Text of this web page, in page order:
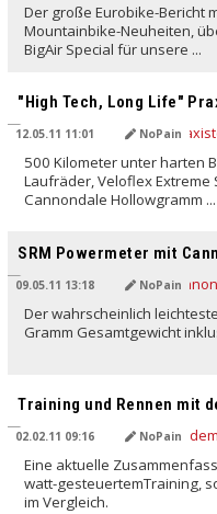
Der große Eurobike-Bericht
Mountainbike-Neuheiten,
BigAir Special für unsere ...
"High Tech, Long Life"
12.05.11 11:01 NoPain
500 Kilometer unter harten
Laufräder, Veloflex Extreme
Cannondale Hollowgramm ...
SRM Powermeter mit
09.05.11 13:18 NoPain
Der wahrscheinlich
Gramm Gesamtgewicht
Training und Rennen mit
02.02.11 09:16 NoPain
Eine aktuelle
watt-gesteuertemTraining,
im Vergleich.